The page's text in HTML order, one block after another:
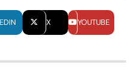
X YOUTUBE